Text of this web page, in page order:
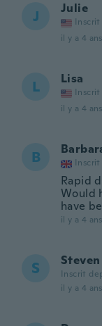
J Julie
Inscrit
il y a 4 ans
L Lisa
Inscrit
il y a 4 ans
B Inscrit
Rapid
Would
have
il y a 4 ans
S Steven
Inscrit
il y a 4 ans